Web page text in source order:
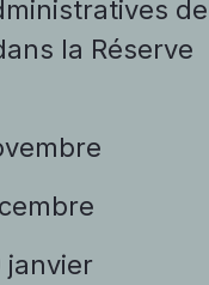
de
la Réserve
janvier